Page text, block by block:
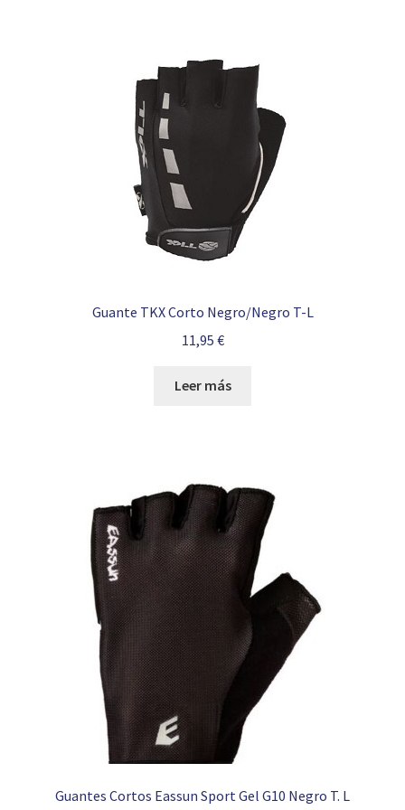
Guante TKX Corto Negro/Negro T-L
11,95 €
Leer más
Guantes Cortos Eassun Sport Gel G10 Negro T. L